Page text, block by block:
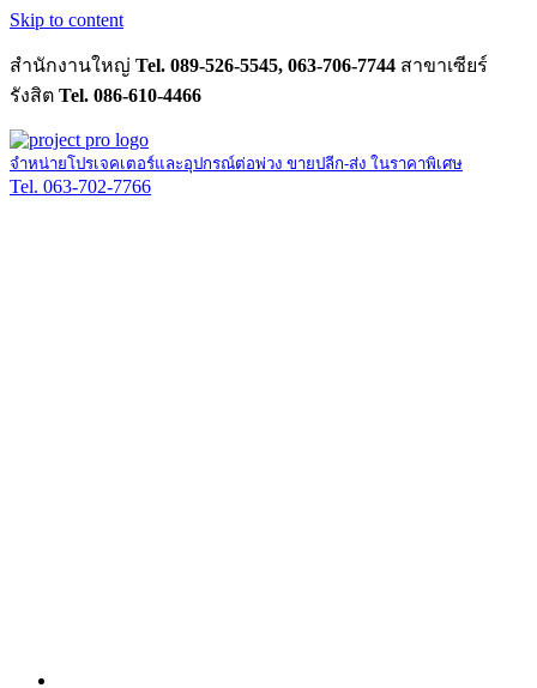
Skip to content
สำนักงานใหญ่ Tel. 089-526-5545, 063-706-7744 สาขาเซียร์
รังสิต Tel. 086-610-4466
จำหน่ายโปรเจคเตอร์และอุปกรณ์ต่อพ่วง ขายปลีก-ส่ง ในราคาพิเศษ
Tel. 063-702-7766